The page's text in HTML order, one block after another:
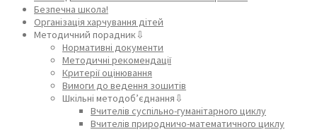
Безпечна школа!
Організація харчування дітей
Методичний порадник⇩
Нормативні документи
Методичні рекомендації
Критерії оцінювання
Вимоги до ведення зошитів
Шкільні методоб’єднання⇩
Вчителів суспільно-гуманітарного циклу
Вчителів природничо-математичного циклу